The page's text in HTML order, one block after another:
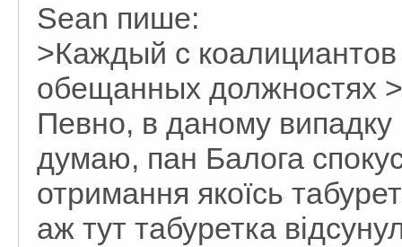
Sean пише:
>Каждый с
обещанных должностях
Певно, в даному випадку
думаю, пан Балога
отримання якоїсь
аж тут табуретка